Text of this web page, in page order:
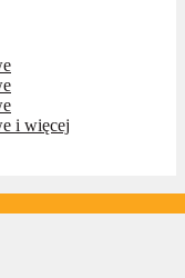
i więcej